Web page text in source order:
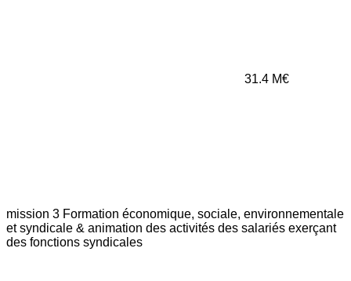
31.4 M€
mission 3 Formation économique, sociale, environnementale
et syndicale & animation des activités des salariés exerçant
des fonctions syndicales